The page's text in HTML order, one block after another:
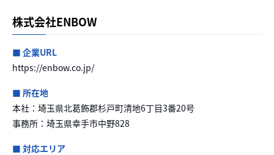
株式会社ENBOW
■ 企業URL
https://enbow.co.jp/
■ 所在地
本社：埼玉県北葛飾郡杉戸町清地6丁目3番20号
事務所：埼玉県幸手市中野828
■ 対応エリア